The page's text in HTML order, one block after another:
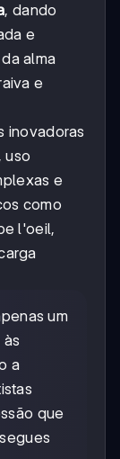
, dando
e
alma
e
inovadoras
uso
e
como
l'oeil,
um
a
que